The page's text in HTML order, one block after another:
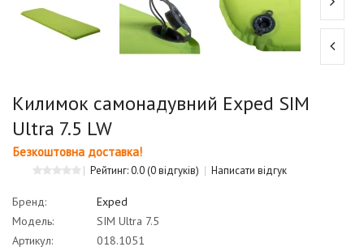
Килимок самонадувний Exped SIM
Ultra 7.5 LW
Безкоштовна доставка!
Рейтинг: 0.0(0 відгуків) Написати відгук
Бренд:
Exped
Модель:
SIM Ultra 7.5
Артикул:
018.1051